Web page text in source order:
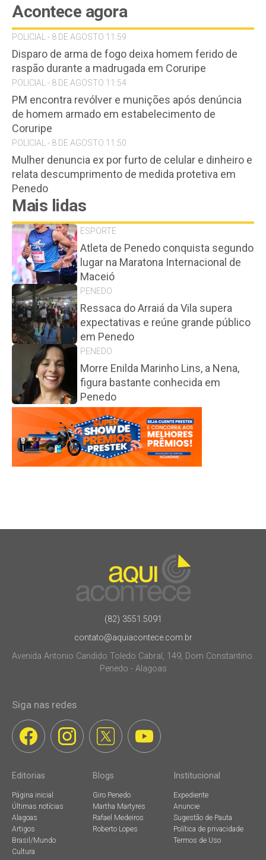
Acontece agora
POLICIAL - 8 DE AGOSTO 11:59
Disparo de arma de fogo deixa homem ferido de
raspão durante a madrugada em Coruripe
POLICIAL - 8 DE AGOSTO 11:54
PM encontra revólver e munições após denúncia
de homem armado em estabelecimento de
Coruripe
POLICIAL - 8 DE AGOSTO 11:50
Mulher denuncia ex por furto de celular e dinheiro e
relata descumprimento de medida protetiva em
Penedo
Mais lidas
ESPORTE
Atleta de Penedo conquista segundo
lugar na Maratona Internacional de
Maceió
PENEDO
Ressaca do Arraiá da Vila supera
expectativas e reúne grande público
em Penedo
PENEDO
Morre Enilda Marinho Lins, a Nena,
figura bastante conhecida em
Penedo
(82) 3551.5091
contato@aquiacontece.com.br
Avenida Antonio Candido Toledo Cabral, 149, Dom Constantino.
Penedo - Alagoas
Siga nas redes
Editorias
Página inicial
Últimas notícias
Alagoas
Artigos
Brasil/Mundo
Cultura
Blogs
Giro Penedo
Martha Martyres
Rafael Medeiros
Roberto Lopes
Institucional
Expediente
Anuncie
Sugestão de Pauta
Política de privacidade
Termos de Uso